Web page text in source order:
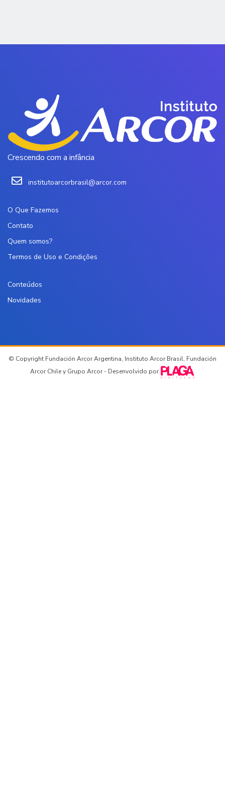
Crescendo com a infância
institutoarcorbrasil@arcor.com
O Que Fazemos
Contato
Quem somos?
Termos de Uso e Condições
Conteúdos
Novidades
© Copyright Fundación Arcor Argentina, Instituto Arcor Brasil, Fundación
Arcor Chile y Grupo Arcor - Desenvolvido por